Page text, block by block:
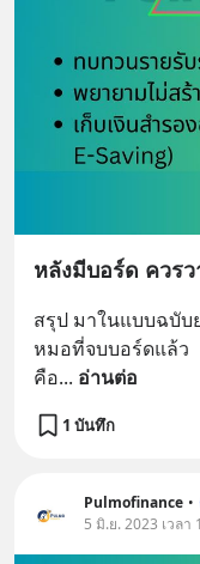
หลังมีบอร์ด ควรว
สรุป มาในแบบฉบับ
หมอที่จบบอร์ดแล้ว
คือ... อ่านต่อ
1 บันทึก
Pulmofinance •
5 มิ.ย. 2023 เวลา